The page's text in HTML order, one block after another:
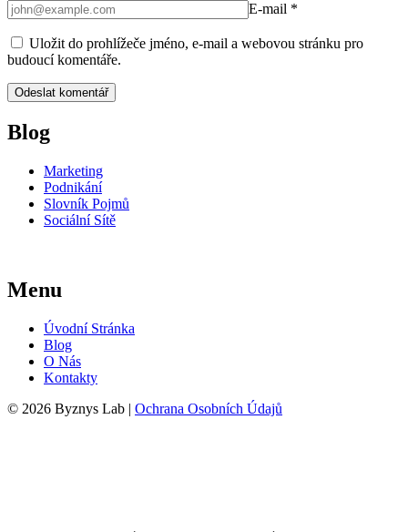
E-mail *
Uložit do prohlížeče jméno, e-mail a webovou stránku pro
budoucí komentáře.
Blog
Marketing
Podnikání
Slovník Pojmů
Sociální Sítě
Menu
Úvodní Stránka
Blog
O Nás
Kontakty
© 2026 Byznys Lab | Ochrana Osobních Údajů